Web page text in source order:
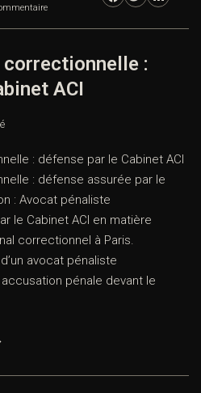
:
ACI
: défense par le Cabinet ACI
: défense assurée par le
: Avocat pénaliste
le Cabinet ACI en matière
correctionnel à Paris.
avocat pénaliste
pénale devant le